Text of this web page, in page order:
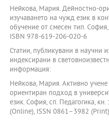
Нейкова, Мария. Дейностно-
изучаването на чужд език в
обучение от смесен тип.
ISBN 978-619-206-020-6
Статии, публикувани в научни
индексирани в
информация:
Нейкова, Мария. Активно
ориентиран подход в
език. София, сп. Педагогика,
(Online), ISSN 0861–3982 (Print)